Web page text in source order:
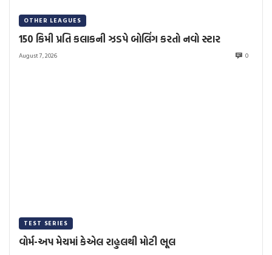
OTHER LEAGUES
150 કિમી પ્રતિ કલાકની ઝડપે બોલિંગ કરતો નવો સ્ટાર
August 7, 2026 0
TEST SERIES
વોર્મ-અપ મેચમાં કેએલ રાહુલથી મોટી ભૂલ